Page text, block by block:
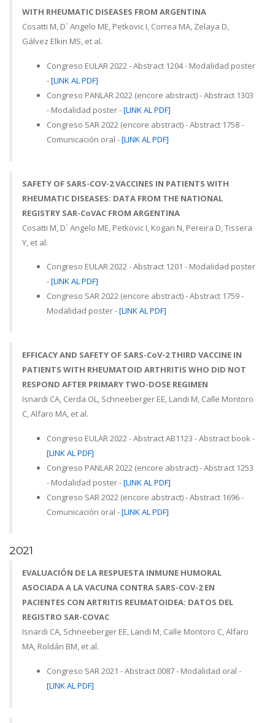
WITH RHEUMATIC DISEASES FROM ARGENTINA
Cosatti M, D´ Angelo ME, Petkovic I, Correa MA, Zelaya D,
Gálvez Elkin MS, et al.
Congreso EULAR 2022 - Abstract 1204 - Modalidad poster
-[LINK AL PDF]
Congreso PANLAR 2022 (encore abstract) - Abstract 1303
- Modalidad poster -[LINK AL PDF]
Congreso SAR 2022 (encore abstract) - Abstract 1758 -
Comunicación oral -[LINK AL PDF]
SAFETY OF SARS-COV-2 VACCINES IN PATIENTS WITH
RHEUMATIC DISEASES: DATA FROM THE NATIONAL
REGISTRY SAR-CoVAC FROM ARGENTINA
Cosatti M, D´ Angelo ME, Petkovic I, Kogan N, Pereira D, Tissera
Y, et al.
Congreso EULAR 2022 - Abstract 1201 - Modalidad poster
-[LINK AL PDF]
Congreso SAR 2022 (encore abstract) - Abstract 1759 -
Modalidad poster -[LINK AL PDF]
EFFICACY AND SAFETY OF SARS-CoV-2 THIRD VACCINE IN
PATIENTS WITH RHEUMATOID ARTHRITIS WHO DID NOT
RESPOND AFTER PRIMARY TWO-DOSE REGIMEN
Isnardi CA, Cerda OL, Schneeberger EE, Landi M, Calle Montoro
C, Alfaro MA, et al.
Congreso EULAR 2022 - Abstract AB1123 - Abstract book -
[LINK AL PDF]
Congreso PANLAR 2022 (encore abstract) - Abstract 1253
- Modalidad poster -[LINK AL PDF]
Congreso SAR 2022 (encore abstract) - Abstract 1696 -
Comunicación oral -[LINK AL PDF]
2021
EVALUACIÓN DE LA RESPUESTA INMUNE HUMORAL
ASOCIADA A LA VACUNA CONTRA SARS-COV-2 EN
PACIENTES CON ARTRITIS REUMATOIDEA: DATOS DEL
REGISTRO SAR-COVAC
Isnardi CA, Schneeberger EE, Landi M, Calle Montoro C, Alfaro
MA, Roldán BM, et al.
Congreso SAR 2021 - Abstract 0087 - Modalidad oral -
[LINK AL PDF]